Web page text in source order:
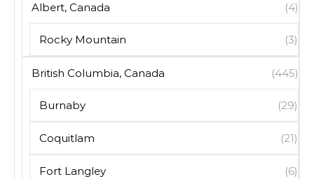
Albert, Canada (4)
Rocky Mountain (3)
British Columbia, Canada (445)
Burnaby (29)
Coquitlam (21)
Fort Langley (6)